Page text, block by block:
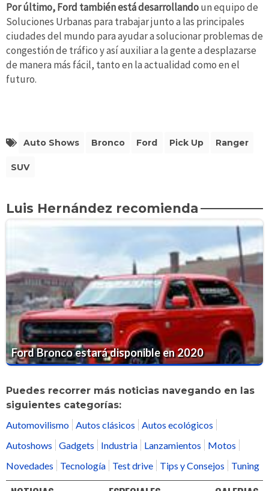
Por último, Ford también está desarrollandoun equipo de
Soluciones Urbanas para trabajar junto a las principales
ciudades del mundo para ayudar a solucionar problemas de
congestión de tráfico y así auxiliar a la gente a desplazarse
de manera más fácil, tanto en la actualidad como en el
futuro.
Auto Shows Bronco Ford Pick Up Ranger
SUV
Luis Hernández recomienda
Ford Bronco estará disponible en 2020
Puedes recorrer más noticias navegando en las
siguientes categorías:
Automovilismo
Autos clásicos
Autos ecológicos
Autoshows
Gadgets Industria Lanzamientos
Motos
Novedades
Tecnología Test drive Tips y Consejos Tuning